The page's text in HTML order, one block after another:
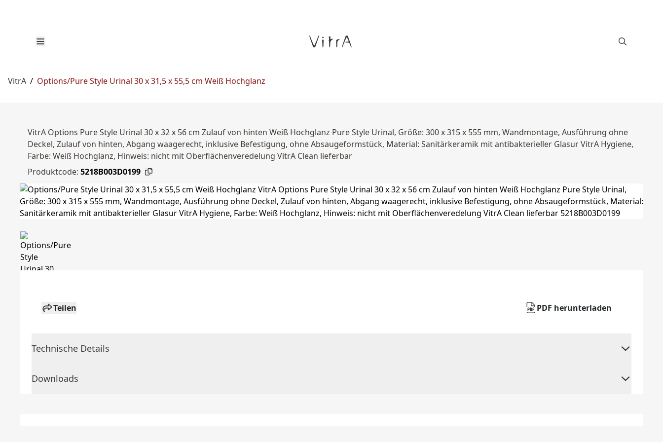
VitrA / Options/Pure Style Urinal 30 x 31,5 x 55,5 cm Weiß Hochglanz
VitrA Options Pure Style Urinal 30 x 32 x 56 cm Zulauf von hinten Weiß Hochglanz Pure Style Urinal, Größe: 300 x 315 x 555 mm, Wandmontage, Ausführung ohne
Deckel, Zulauf von hinten, Abgang waagerecht, inklusive Befestigung, ohne Absaugeformstück, Material: Sanitärkeramik mit antibakterieller Glasur VitrA Hygiene,
Farbe: Weiß Hochglanz, Hinweis: nicht mit Oberflächenveredelung VitrA Clean lieferbar
Produktcode: 5218B003D0199
Teilen PDF herunterladen
Technische Details
Downloads